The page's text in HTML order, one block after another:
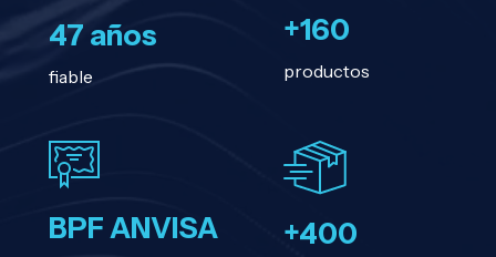
47 años
fiable
+160
productos
BPF ANVISA +400